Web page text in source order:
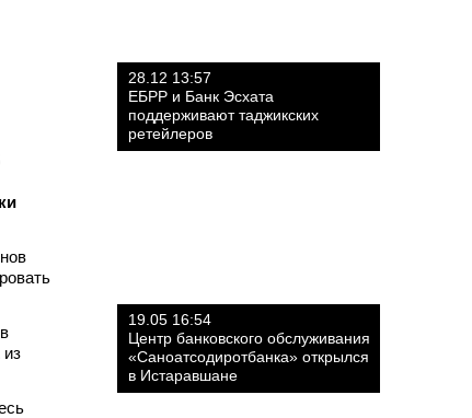
28.12 13:57
ЕБРР и Банк Эсхата
поддерживают таджикских
ретейлеров
19.05 16:54
Центр банковского обслуживания
«Саноатсодиротбанка» открылся
в Истаравшане